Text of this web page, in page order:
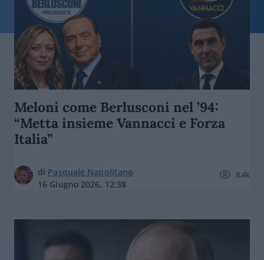
Meloni come Berlusconi nel ’94:
“Metta insieme Vannacci e Forza
Italia”
di Pasquale Napolitano
16 Giugno 2026, 12:38
8.4k